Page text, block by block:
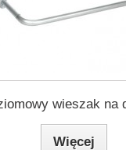
wieszak na
Więcej